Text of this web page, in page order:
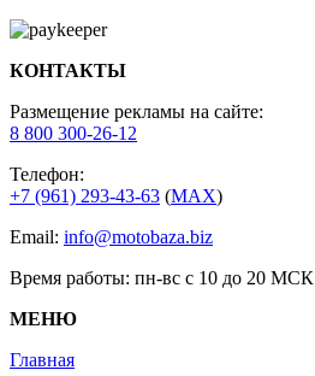
КОНТАКТЫ
Размещение рекламы на сайте:
8 800 300-26-12
Телефон:
+7 (961) 293-43-63 (МАХ)
Email: info@motobaza.biz
Время работы: пн-вс с 10 до 20 МСК
МЕНЮ
Главная